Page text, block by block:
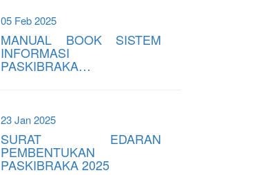
05 Feb 2025
MANUAL BOOK SISTEM
INFORMASI
PASKIBRAKA…
23 Jan 2025
SURAT EDARAN
PEMBENTUKAN
PASKIBRAKA 2025